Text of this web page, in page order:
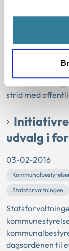
oplysninger om
på grund af
var muligt at
strid med
udvalg i
03-02-2016
Statsforvaltningen
dagsordenen til